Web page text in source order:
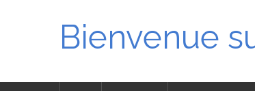
Bienvenue